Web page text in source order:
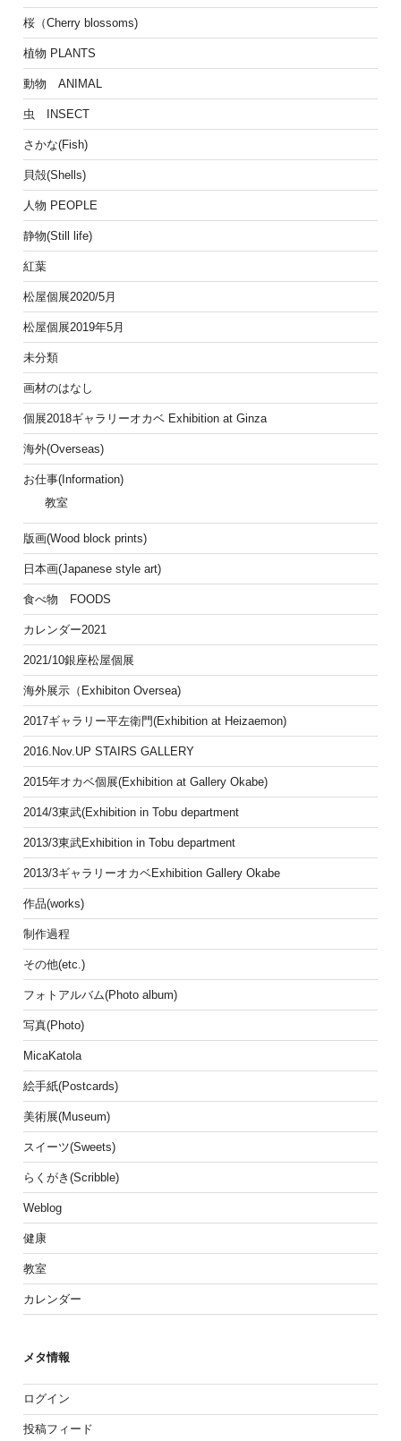
桜（Cherry blossoms)
植物 PLANTS
動物 ANIMAL
虫 INSECT
さかな(Fish)
貝殻(Shells)
人物 PEOPLE
静物(Still life)
紅葉
松屋個展2020/5月
松屋個展2019年5月
未分類
画材のはなし
個展2018ギャラリーオカベ Exhibition at Ginza
海外(Overseas)
お仕事(Information)
教室
版画(Wood block prints)
日本画(Japanese style art)
食べ物 FOODS
カレンダー2021
2021/10銀座松屋個展
海外展示（Exhibiton Oversea)
2017ギャラリー平左衛門(Exhibition at Heizaemon)
2016.Nov.UP STAIRS GALLERY
2015年オカベ個展(Exhibition at Gallery Okabe)
2014/3東武(Exhibition in Tobu department
2013/3東武Exhibition in Tobu department
2013/3ギャラリーオカベExhibition Gallery Okabe
作品(works)
制作過程
その他(etc.)
フォトアルバム(Photo album)
写真(Photo)
MicaKatola
絵手紙(Postcards)
美術展(Museum)
スイーツ(Sweets)
らくがき(Scribble)
Weblog
健康
教室
カレンダー
メタ情報
ログイン
投稿フィード